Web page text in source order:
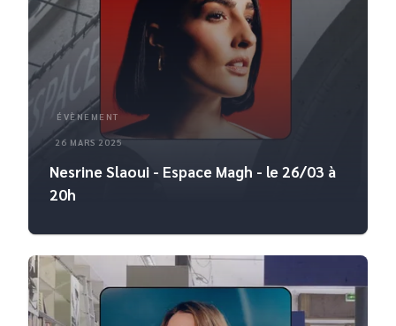
ÉVÈNEMENT
26 MARS 2025
Nesrine Slaoui - Espace Magh - le 26/03 à
20h